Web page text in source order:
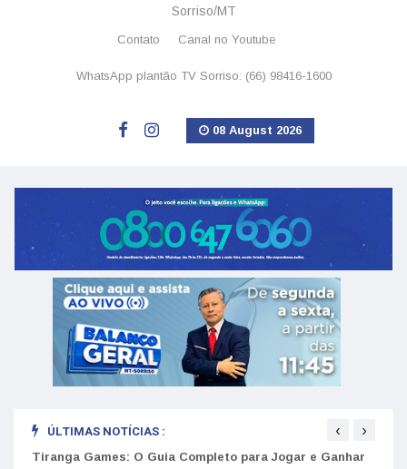
Sorriso/MT
Contato Canal no Youtube
WhatsApp plantão TV Sorriso: (66) 98416-1600
08 August 2026
ÚLTIMAS NOTÍCIAS :
Tiranga Games: O Guia Completo para Jogar e Ganhar
‹ ›